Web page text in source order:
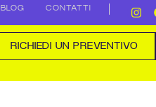
BLOG CONTATTI
RICHIEDI UN PREVENTIVO